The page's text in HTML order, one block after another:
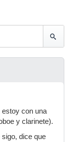
estoy con una
y clarinete).
sigo, dice que